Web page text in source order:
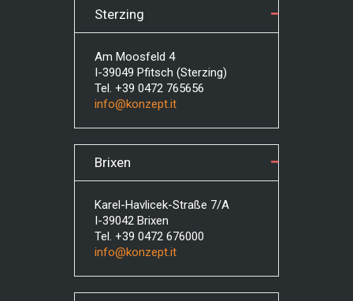
Sterzing
Am Moosfeld 4
I-39049 Pfitsch (Sterzing)
Tel. +39 0472 765656
info@konzept.it
Brixen
Karel-Havlicek-Straße 7/A
I-39042 Brixen
Tel. +39 0472 676000
info@konzept.it